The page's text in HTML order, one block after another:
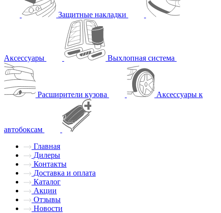
Защитные накладки
Аксессуары Выхлопная система
Расширители кузова Аксессуары к
автобоксам
Главная
Дилеры
Контакты
Доставка и оплата
Каталог
Акции
Отзывы
Новости